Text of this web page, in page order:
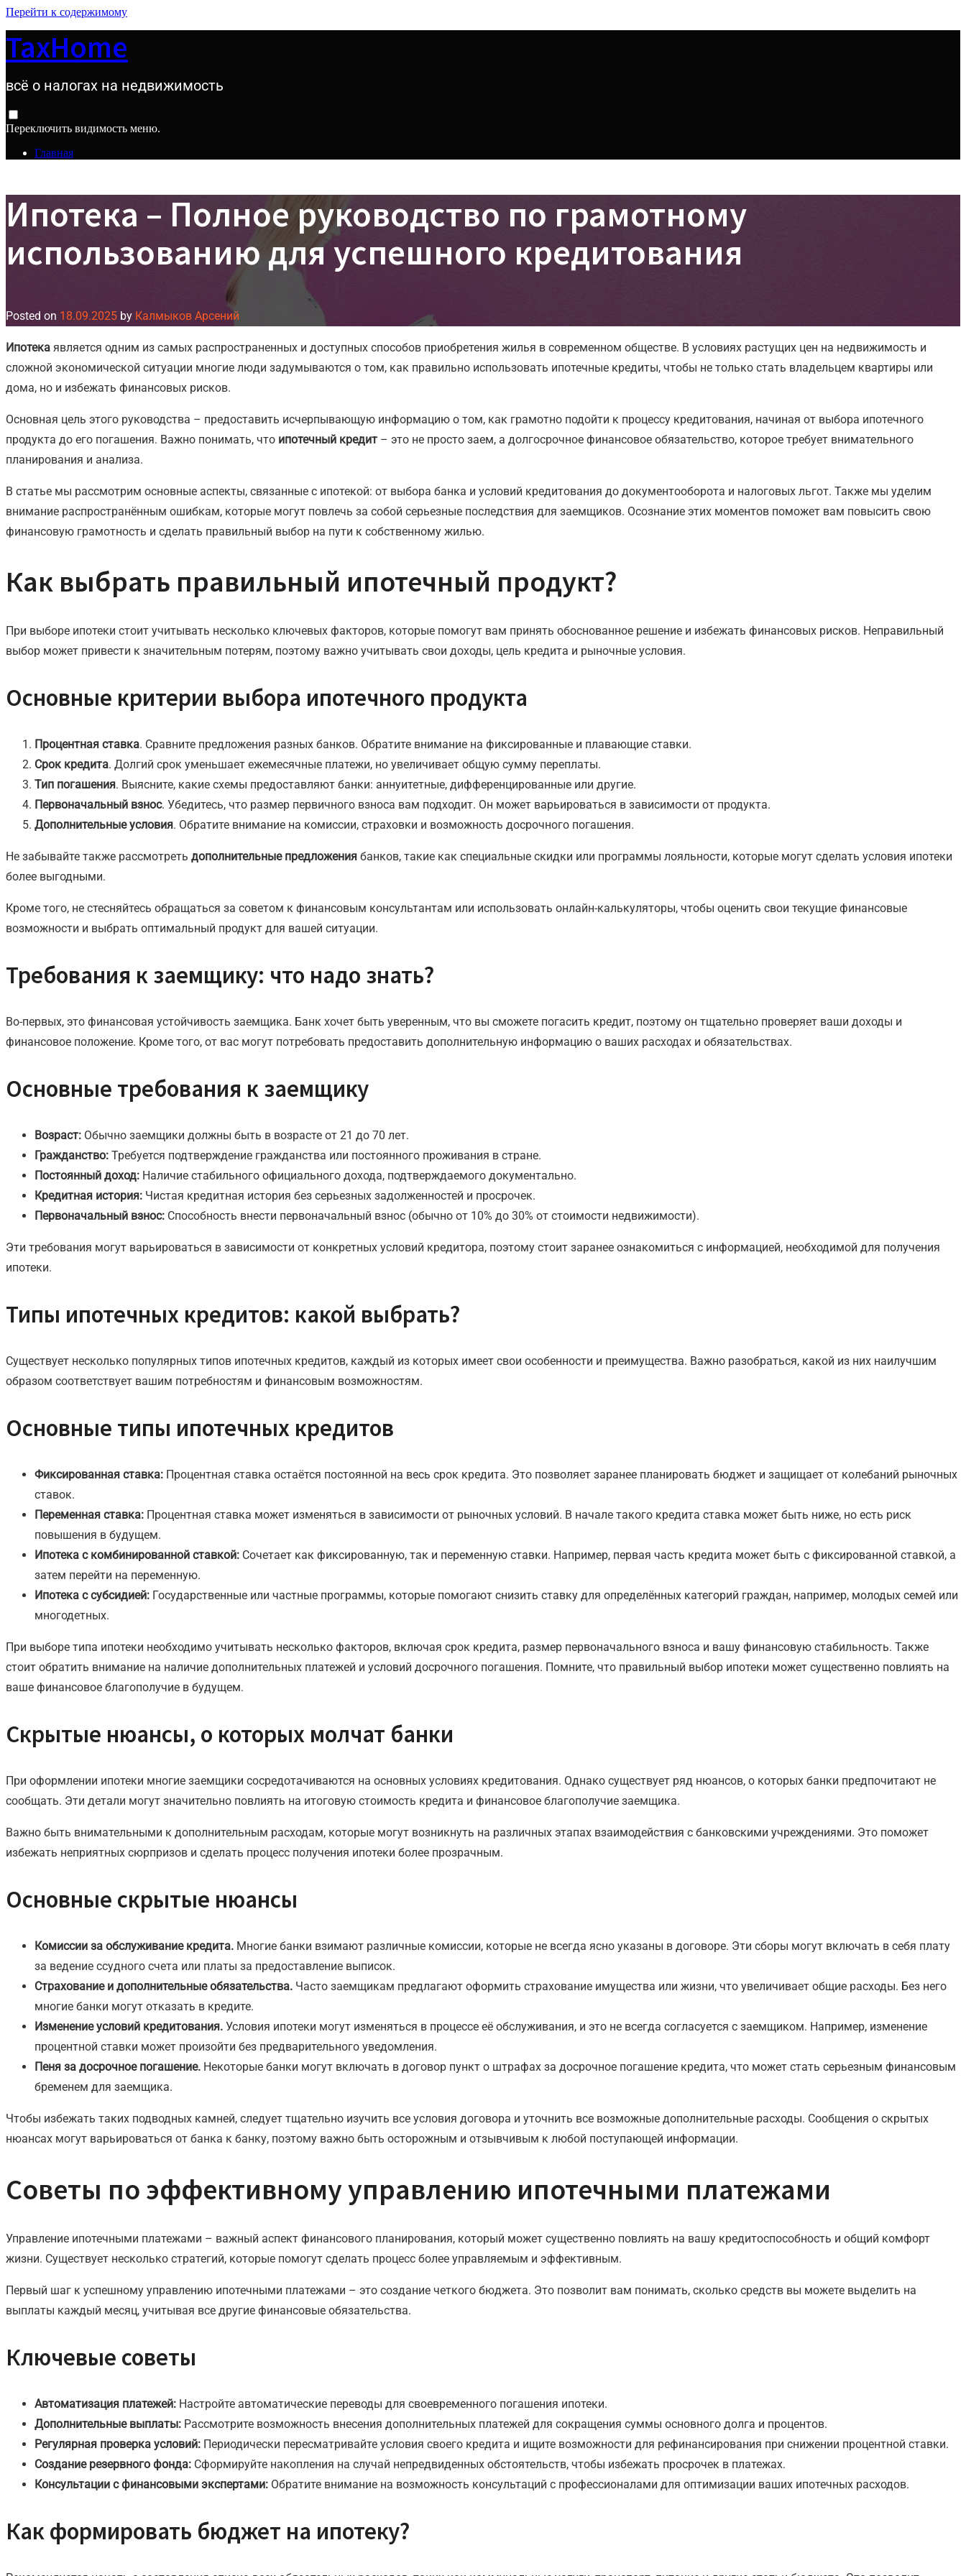
Перейти к содержимому
TaxHome
всё о налогах на недвижимость
Переключить видимость меню.
Главная
Ипотека – Полное руководство по грамотному
использованию для успешного кредитования
Posted on 18.09.2025 by Калмыков Арсений
Ипотека является одним из самых распространенных и доступных способов приобретения жилья в современном обществе. В условиях растущих цен на недвижимость и
сложной экономической ситуации многие люди задумываются о том, как правильно использовать ипотечные кредиты, чтобы не только стать владельцем квартиры или
дома, но и избежать финансовых рисков.
Основная цель этого руководства – предоставить исчерпывающую информацию о том, как грамотно подойти к процессу кредитования, начиная от выбора ипотечного
продукта до его погашения. Важно понимать, что ипотечный кредит – это не просто заем, а долгосрочное финансовое обязательство, которое требует внимательного
планирования и анализа.
В статье мы рассмотрим основные аспекты, связанные с ипотекой: от выбора банка и условий кредитования до документооборота и налоговых льгот. Также мы уделим
внимание распространённым ошибкам, которые могут повлечь за собой серьезные последствия для заемщиков. Осознание этих моментов поможет вам повысить свою
финансовую грамотность и сделать правильный выбор на пути к собственному жилью.
Как выбрать правильный ипотечный продукт?
При выборе ипотеки стоит учитывать несколько ключевых факторов, которые помогут вам принять обоснованное решение и избежать финансовых рисков. Неправильный
выбор может привести к значительным потерям, поэтому важно учитывать свои доходы, цель кредита и рыночные условия.
Основные критерии выбора ипотечного продукта
Процентная ставка. Сравните предложения разных банков. Обратите внимание на фиксированные и плавающие ставки.
Срок кредита. Долгий срок уменьшает ежемесячные платежи, но увеличивает общую сумму переплаты.
Тип погашения. Выясните, какие схемы предоставляют банки: аннуитетные, дифференцированные или другие.
Первоначальный взнос. Убедитесь, что размер первичного взноса вам подходит. Он может варьироваться в зависимости от продукта.
Дополнительные условия. Обратите внимание на комиссии, страховки и возможность досрочного погашения.
Не забывайте также рассмотреть дополнительные предложения банков, такие как специальные скидки или программы лояльности, которые могут сделать условия ипотеки
более выгодными.
Кроме того, не стесняйтесь обращаться за советом к финансовым консультантам или использовать онлайн-калькуляторы, чтобы оценить свои текущие финансовые
возможности и выбрать оптимальный продукт для вашей ситуации.
Требования к заемщику: что надо знать?
Во-первых, это финансовая устойчивость заемщика. Банк хочет быть уверенным, что вы сможете погасить кредит, поэтому он тщательно проверяет ваши доходы и
финансовое положение. Кроме того, от вас могут потребовать предоставить дополнительную информацию о ваших расходах и обязательствах.
Основные требования к заемщику
Возраст: Обычно заемщики должны быть в возрасте от 21 до 70 лет.
Гражданство: Требуется подтверждение гражданства или постоянного проживания в стране.
Постоянный доход: Наличие стабильного официального дохода, подтверждаемого документально.
Кредитная история: Чистая кредитная история без серьезных задолженностей и просрочек.
Первоначальный взнос: Способность внести первоначальный взнос (обычно от 10% до 30% от стоимости недвижимости).
Эти требования могут варьироваться в зависимости от конкретных условий кредитора, поэтому стоит заранее ознакомиться с информацией, необходимой для получения
ипотеки.
Типы ипотечных кредитов: какой выбрать?
Существует несколько популярных типов ипотечных кредитов, каждый из которых имеет свои особенности и преимущества. Важно разобраться, какой из них наилучшим
образом соответствует вашим потребностям и финансовым возможностям.
Основные типы ипотечных кредитов
Фиксированная ставка: Процентная ставка остаётся постоянной на весь срок кредита. Это позволяет заранее планировать бюджет и защищает от колебаний рыночных
ставок.
Переменная ставка: Процентная ставка может изменяться в зависимости от рыночных условий. В начале такого кредита ставка может быть ниже, но есть риск
повышения в будущем.
Ипотека с комбинированной ставкой: Сочетает как фиксированную, так и переменную ставки. Например, первая часть кредита может быть с фиксированной ставкой, а
затем перейти на переменную.
Ипотека с субсидией: Государственные или частные программы, которые помогают снизить ставку для определённых категорий граждан, например, молодых семей или
многодетных.
При выборе типа ипотеки необходимо учитывать несколько факторов, включая срок кредита, размер первоначального взноса и вашу финансовую стабильность. Также
стоит обратить внимание на наличие дополнительных платежей и условий досрочного погашения. Помните, что правильный выбор ипотеки может существенно повлиять на
ваше финансовое благополучие в будущем.
Скрытые нюансы, о которых молчат банки
При оформлении ипотеки многие заемщики сосредотачиваются на основных условиях кредитования. Однако существует ряд нюансов, о которых банки предпочитают не
сообщать. Эти детали могут значительно повлиять на итоговую стоимость кредита и финансовое благополучие заемщика.
Важно быть внимательными к дополнительным расходам, которые могут возникнуть на различных этапах взаимодействия с банковскими учреждениями. Это поможет
избежать неприятных сюрпризов и сделать процесс получения ипотеки более прозрачным.
Основные скрытые нюансы
Комиссии за обслуживание кредита. Многие банки взимают различные комиссии, которые не всегда ясно указаны в договоре. Эти сборы могут включать в себя плату
за ведение ссудного счета или платы за предоставление выписок.
Страхование и дополнительные обязательства. Часто заемщикам предлагают оформить страхование имущества или жизни, что увеличивает общие расходы. Без него
многие банки могут отказать в кредите.
Изменение условий кредитования. Условия ипотеки могут изменяться в процессе её обслуживания, и это не всегда согласуется с заемщиком. Например, изменение
процентной ставки может произойти без предварительного уведомления.
Пеня за досрочное погашение. Некоторые банки могут включать в договор пункт о штрафах за досрочное погашение кредита, что может стать серьезным финансовым
бременем для заемщика.
Чтобы избежать таких подводных камней, следует тщательно изучить все условия договора и уточнить все возможные дополнительные расходы. Сообщения о скрытых
нюансах могут варьироваться от банка к банку, поэтому важно быть осторожным и отзывчивым к любой поступающей информации.
Советы по эффективному управлению ипотечными платежами
Управление ипотечными платежами – важный аспект финансового планирования, который может существенно повлиять на вашу кредитоспособность и общий комфорт
жизни. Существует несколько стратегий, которые помогут сделать процесс более управляемым и эффективным.
Первый шаг к успешному управлению ипотечными платежами – это создание четкого бюджета. Это позволит вам понимать, сколько средств вы можете выделить на
выплаты каждый месяц, учитывая все другие финансовые обязательства.
Ключевые советы
Автоматизация платежей: Настройте автоматические переводы для своевременного погашения ипотеки.
Дополнительные выплаты: Рассмотрите возможность внесения дополнительных платежей для сокращения суммы основного долга и процентов.
Регулярная проверка условий: Периодически пересматривайте условия своего кредита и ищите возможности для рефинансирования при снижении процентной ставки.
Создание резервного фонда: Сформируйте накопления на случай непредвиденных обстоятельств, чтобы избежать просрочек в платежах.
Консультации с финансовыми экспертами: Обратите внимание на возможность консультаций с профессионалами для оптимизации ваших ипотечных расходов.
Как формировать бюджет на ипотеку?